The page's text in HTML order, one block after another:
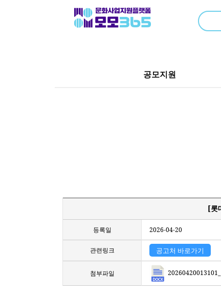
공모지원
[롯
등록일 2026-04-20
관련링크 공고처 바로가기
첨부파일